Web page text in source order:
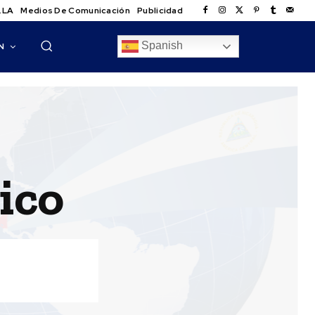
Medios De Comunicación Publicidad
Spanish